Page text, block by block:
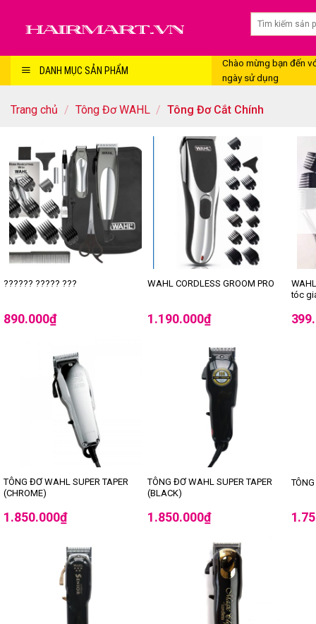
DANH MỤC SẢN PHẨM
Chào mừng bạn đến
ngày sử dụng
Trang chủ / Tông Đơ WAHL / Tông Đơ Cắt Chính
?????? ????? ???
890.000₫
WAHL CORDLESS GROOM PRO
1.190.000₫
tóc
TÔNG ĐƠ WAHL SUPER TAPER
(CHROME)
1.850.000₫
TÔNG ĐƠ WAHL SUPER TAPER
(BLACK)
1.850.000₫